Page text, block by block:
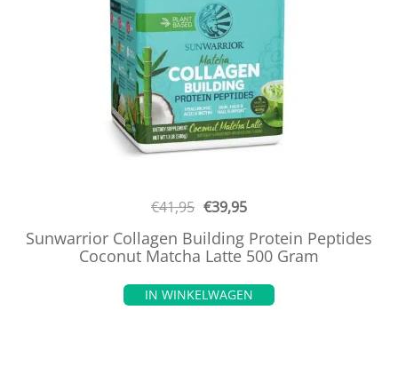
€41,95 €39,95
Sunwarrior Collagen Building Protein Peptides
Coconut Matcha Latte 500 Gram
IN WINKELWAGEN